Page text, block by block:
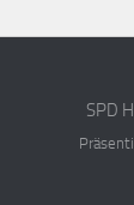
SPD